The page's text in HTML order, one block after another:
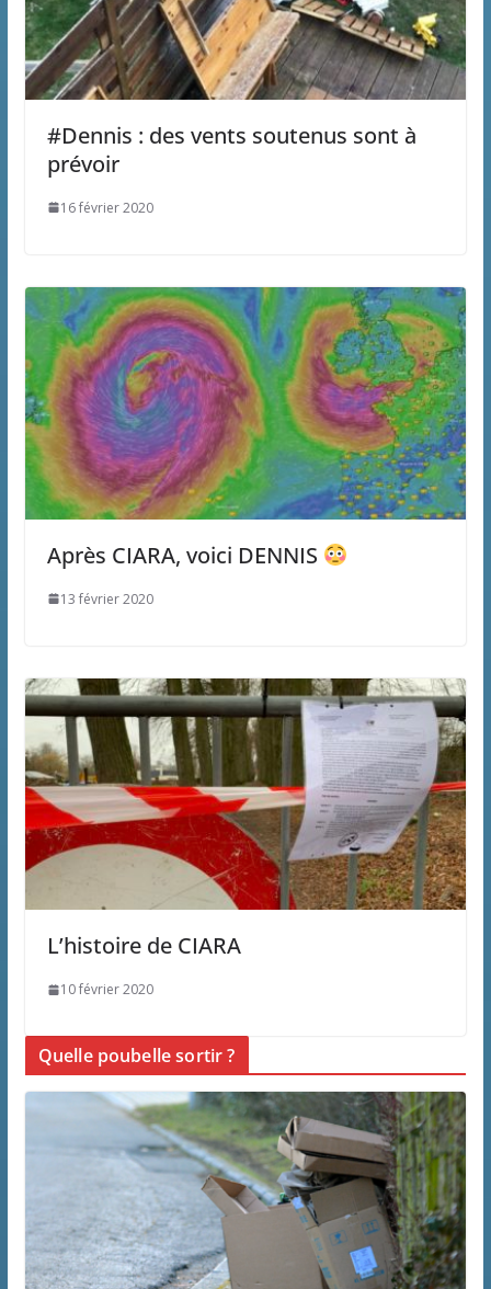
#Dennis : des vents soutenus sont à
prévoir
16 février 2020
Après CIARA, voici DENNIS
13 février 2020
L’histoire de CIARA
10 février 2020
Quelle poubelle sortir ?